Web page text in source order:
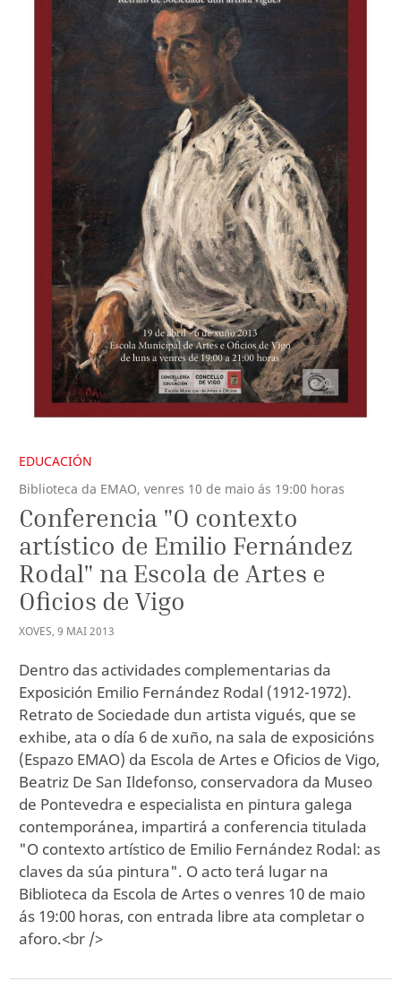
EDUCACIÓN
Biblioteca da EMAO, venres 10 de maio ás 19:00 horas
Conferencia "O contexto
artístico de Emilio Fernández
Rodal" na Escola de Artes e
Oficios de Vigo
XOVES, 9 MAI2013
Dentro das actividades complementarias da
Exposición Emilio Fernández Rodal (1912-1972).
Retrato de Sociedade dun artista vigués, que se
exhibe, ata o día 6 de xuño, na sala de exposicións
(Espazo EMAO) da Escola de Artes e Oficios de Vigo,
Beatriz De San Ildefonso, conservadora da Museo
de Pontevedra e especialista en pintura galega
contemporánea, impartirá a conferencia titulada
"O contexto artístico de Emilio Fernández Rodal: as
claves da súa pintura". O acto terá lugar na
Biblioteca da Escola de Artes o venres 10 de maio
ás 19:00 horas, con entrada libre ata completar o
aforo.<br />